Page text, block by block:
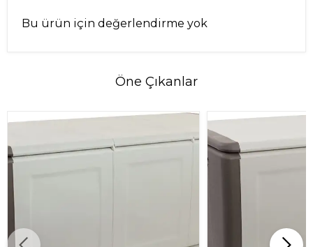
Bu ürün için değerlendirme yok
Öne Çıkanlar